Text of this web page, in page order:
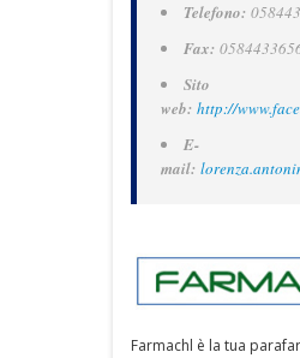
Telefono:
Fax:
Sito
web: http://
E-
mail:
Farmachl è la tua